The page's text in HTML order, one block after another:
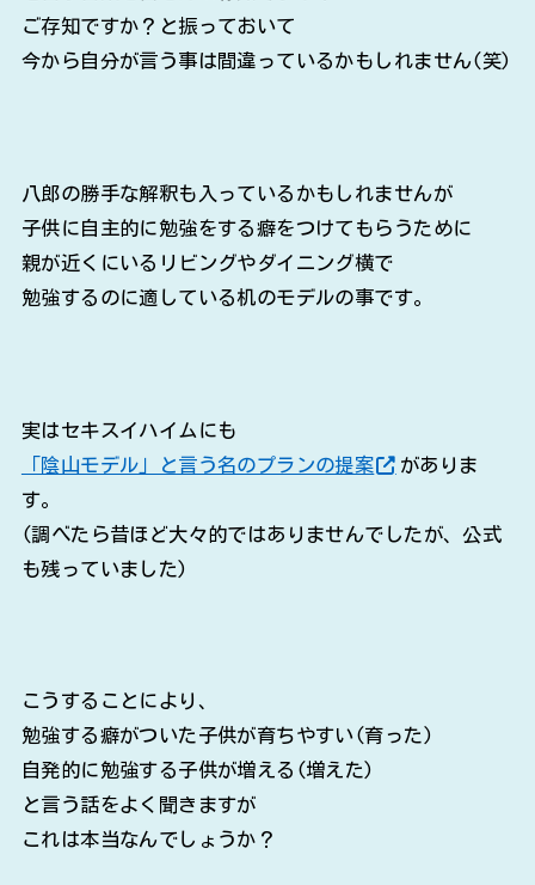
ご存知ですか？と振っておいて
今から自分が言う事は間違っているかもしれません(笑)
八郎の勝手な解釈も入っているかもしれませんが
子供に自主的に勉強をする癖をつけてもらうために
親が近くにいるリビングやダイニング横で
勉強するのに適している机のモデルの事です。
実はセキスイハイムにも
「陰山モデル」と言う名のプランの提案
がありま
す。
(調べたら昔ほど大々的ではありませんでしたが、公式
も残っていました)
こうすることにより、
勉強する癖がついた子供が育ちやすい(育った)
自発的に勉強する子供が増える(増えた)
と言う話をよく聞きますが
これは本当なんでしょうか？